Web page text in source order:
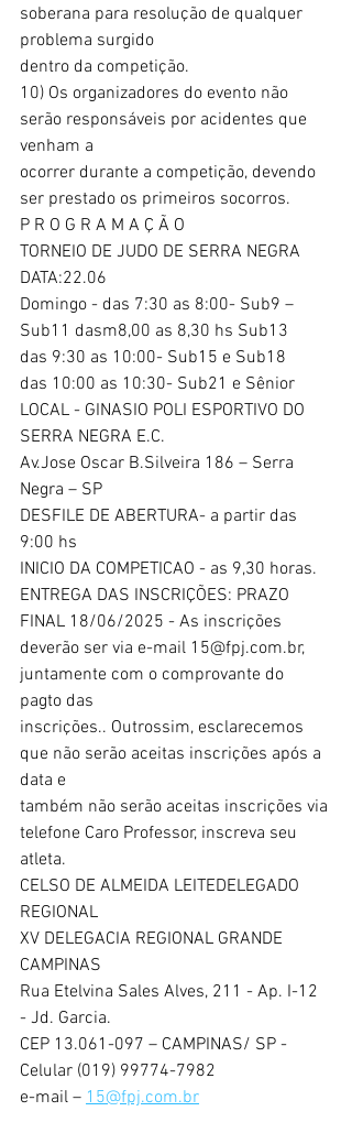
soberana para resolução de qualquer
problema surgido
dentro da competição.
10) Os organizadores do evento não
serão responsáveis por acidentes que
venham a
ocorrer durante a competição, devendo
ser prestado os primeiros socorros.
P R O G R A M A Ç Ã O
TORNEIO DE JUDO DE SERRA NEGRA
DATA:22.06
Domingo - das 7:30 as 8:00- Sub9 –
Sub11 dasm8,00 as 8,30 hs Sub13
das 9:30 as 10:00- Sub15 e Sub18
das 10:00 as 10:30- Sub21 e Sênior
LOCAL - GINASIO POLI ESPORTIVO DO
SERRA NEGRA E.C.
Av.Jose Oscar B.Silveira 186 – Serra
Negra – SP
DESFILE DE ABERTURA- a partir das
9:00 hs
INICIO DA COMPETICAO - as 9,30 horas.
ENTREGA DAS INSCRIÇÕES: PRAZO
FINAL 18/06/2025 - As inscrições
deverão ser via e-mail 15@fpj.com.br,
juntamente com o comprovante do
pagto das
inscrições.. Outrossim, esclarecemos
que não serão aceitas inscrições após a
data e
também não serão aceitas inscrições via
telefone Caro Professor, inscreva seu
atleta.
CELSO DE ALMEIDA LEITEDELEGADO
REGIONAL
XV DELEGACIA REGIONAL GRANDE
CAMPINAS
Rua Etelvina Sales Alves, 211 - Ap. I-12
- Jd. Garcia.
CEP 13.061-097 – CAMPINAS/ SP -
Celular (019) 99774-7982
e-mail – 15@fpj.com.br